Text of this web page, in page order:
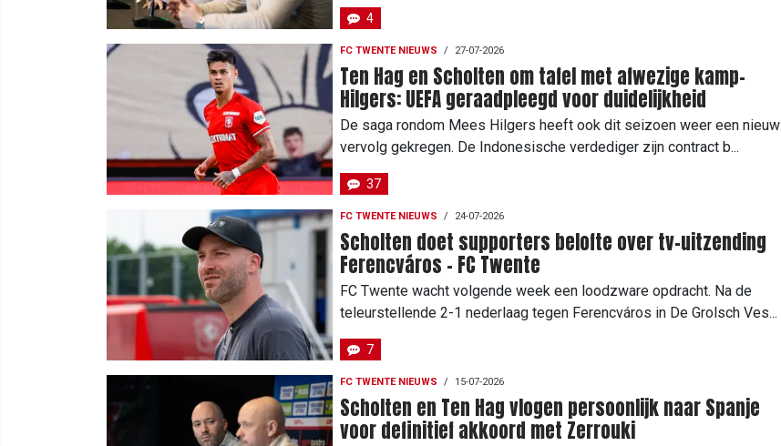
4
FC TWENTE NIEUWS / 27-07-2026
Ten Hag en Scholten om tafel met afwezige kamp-
Hilgers: UEFA geraadpleegd voor duidelijkheid
De saga rondom Mees Hilgers heeft ook dit seizoen weer een nieuw
vervolg gekregen. De Indonesische verdediger zijn contract b...
37
FC TWENTE NIEUWS / 24-07-2026
Scholten doet supporters belofte over tv-uitzending
Ferencváros - FC Twente
FC Twente wacht volgende week een loodzware opdracht. Na de
teleurstellende 2-1 nederlaag tegen Ferencváros in De Grolsch Ves...
7
FC TWENTE NIEUWS / 15-07-2026
Scholten en Ten Hag vlogen persoonlijk naar Spanje
voor definitief akkoord met Zerrouki